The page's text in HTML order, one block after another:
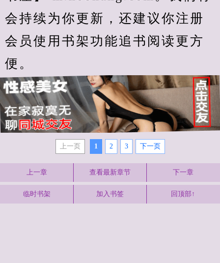
会持续为你更新，还建议你注册
会员使用书架功能追书阅读更方
便。
上一页 1 2 3 下一页
上一章 查看最新章节 下一章
临时书架 加入书签 回顶部↑